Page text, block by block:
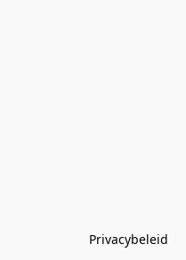
Privacybeleid